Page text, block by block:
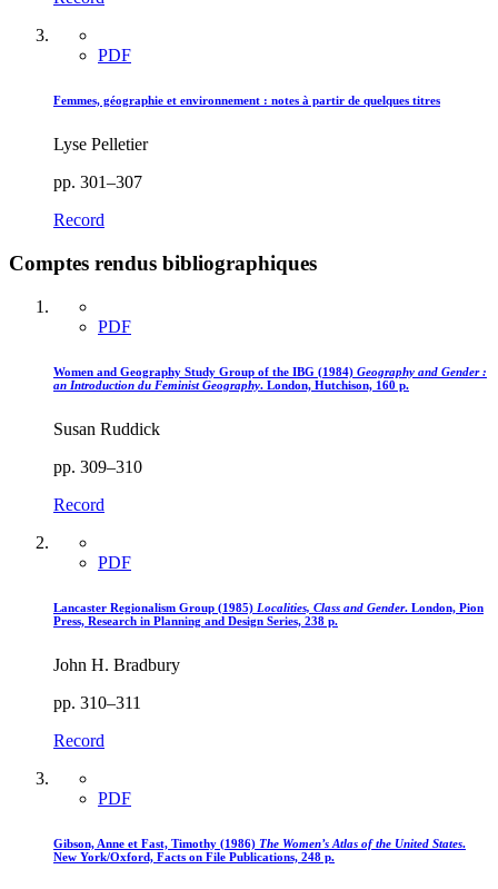
PDF
Femmes, géographie et environnement : notes à partir de quelques titres
Lyse Pelletier
pp. 301–307
Record
Comptes rendus bibliographiques
PDF
Women and Geography Study Group of the IBG (1984) Geography and Gender :
an Introduction du Feminist Geography. London, Hutchison, 160 p.
Susan Ruddick
pp. 309–310
Record
PDF
Lancaster Regionalism Group (1985) Localities, Class and Gender. London, Pion
Press, Research in Planning and Design Series, 238 p.
John H. Bradbury
pp. 310–311
Record
PDF
Gibson, Anne et Fast, Timothy (1986) The Women’s Atlas of the United States.
New York/Oxford, Facts on File Publications, 248 p.